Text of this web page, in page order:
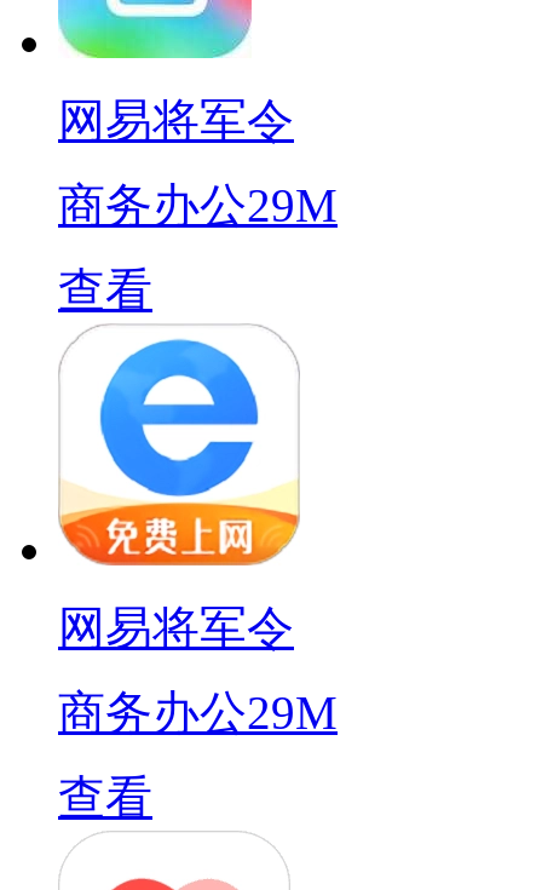
网易将军令
商务办公29M
查看
网易将军令
商务办公29M
查看